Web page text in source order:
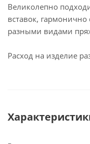
Великолепно
вставок,
разными видами
Расход на изделие